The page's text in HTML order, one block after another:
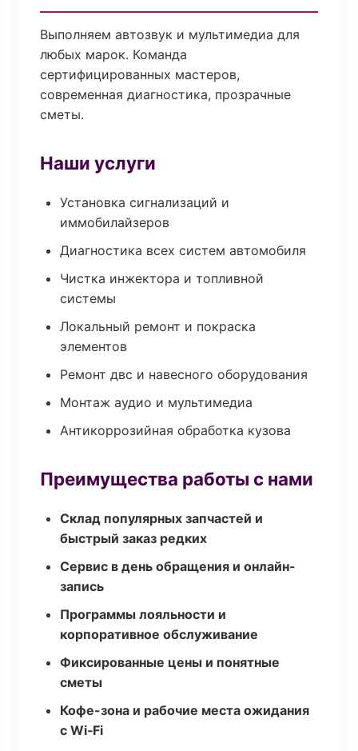
Выполняем автозвук и мультимедиа для
любых марок. Команда
сертифицированных мастеров,
современная диагностика, прозрачные
сметы.
Наши услуги
Установка сигнализаций и
иммобилайзеров
Диагностика всех систем автомобиля
Чистка инжектора и топливной
системы
Локальный ремонт и покраска
элементов
Ремонт двс и навесного оборудования
Монтаж аудио и мультимедиа
Антикоррозийная обработка кузова
Преимущества работы с нами
Склад популярных запчастей и
быстрый заказ редких
Сервис в день обращения и онлайн-
запись
Программы лояльности и
корпоративное обслуживание
Фиксированные цены и понятные
сметы
Кофе-зона и рабочие места ожидания
с Wi‑Fi